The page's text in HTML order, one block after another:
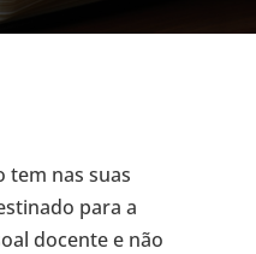
tem nas suas
para a
docente e não